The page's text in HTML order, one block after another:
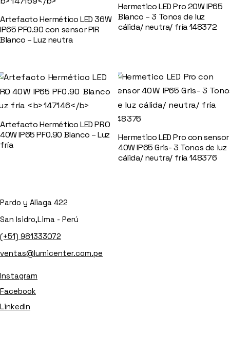
Artefacto Hermético LED 36W
IP65 PF0.90 con sensor PIR
Blanco – Luz neutra
Hermetico LED Pro 20W IP65
Blanco – 3 Tonos de luz
cálida/ neutra/ fría 148372
Artefacto Hermético LED PRO
40W IP65 PF0.90 Blanco – Luz
fría
Hermetico LED Pro con sensor
40W IP65 Gris- 3 Tonos de luz
cálida/ neutra/ fría 148376
Pardo y Aliaga 422
San Isidro,Lima - Perú
(+51) 981333072
ventas@lumicenter.com.pe
Instagram
Facebook
LinkedIn